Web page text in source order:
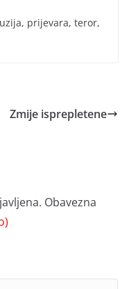
prijevara, teror,
Zmije isprepletene
Obavezna